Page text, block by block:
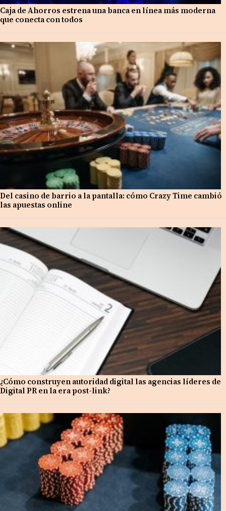
Caja de Ahorros estrena una banca en línea más moderna
que conecta con todos
Del casino de barrio a la pantalla: cómo Crazy Time cambió
las apuestas online
¿Cómo construyen autoridad digital las agencias líderes de
Digital PR en la era post-link?